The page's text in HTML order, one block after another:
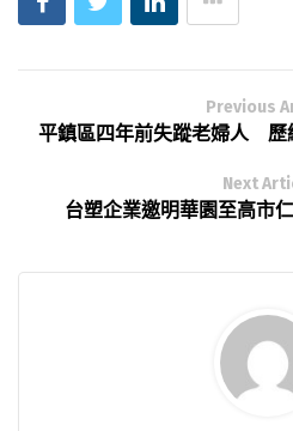
Previous
平鎮區四年前失蹤老婦人 歷
Next
台塑企業邀明華園至高市